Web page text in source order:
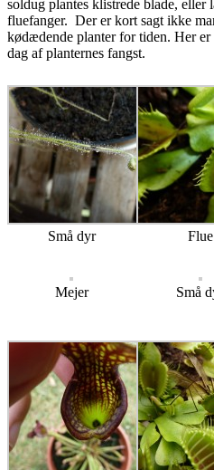
soldug plantes klistrede blade, eller
fluefanger. Der er kort sagt ikke
kødædende planter for tiden. Her
dag af planternes fangst.
Små dyr Flue
Mejer Små